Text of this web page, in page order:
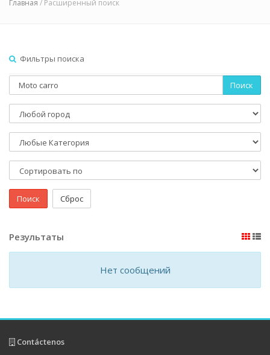
Главная / Расширенный поиск
Фильтры поиска
Поиск
Поиск Сброс
Результаты
Нет сообщений
Contáctenos